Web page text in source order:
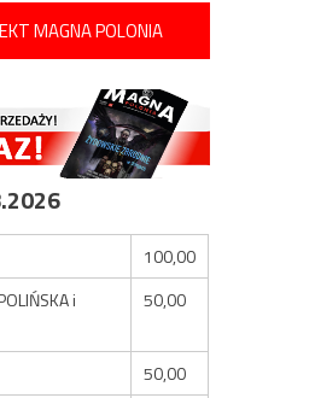
MAGNA POLONIA
100,00
i
50,00
50,00